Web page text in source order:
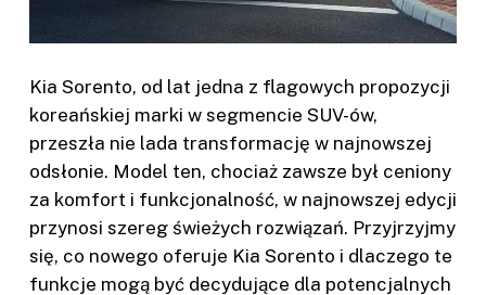
Kia Sorento, od lat jedna z flagowych propozycji
koreańskiej marki w segmencie SUV-ów,
przeszła nie lada transformację w najnowszej
odsłonie. Model ten, chociaż zawsze był ceniony
za komfort i funkcjonalność, w najnowszej edycji
przynosi szereg świeżych rozwiązań. Przyjrzyjmy
się, co nowego oferuje Kia Sorento i dlaczego te
funkcje mogą być decydujące dla potencjalnych